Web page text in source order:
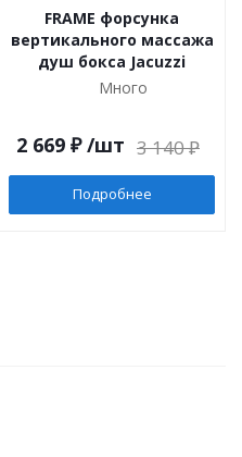
FRAME форсунка
вертикального массажа
душ бокса Jacuzzi
Много
2 669 ₽ /шт 3 140₽
Подробнее